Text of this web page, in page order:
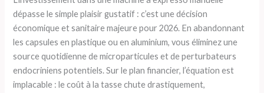
dépasse le simple plaisir gustatif : c’est une décision
économique et sanitaire majeure pour 2026. En abandonnant
les capsules en plastique ou en aluminium, vous éliminez une
source quotidienne de microparticules et de perturbateurs
endocriniens potentiels. Sur le plan financier, l’équation est
implacable : le coût à la tasse chute drastiquement,